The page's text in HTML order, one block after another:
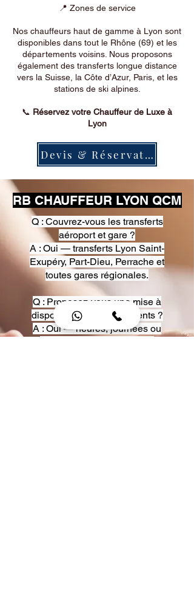
📍 Zones de service
Nos chauffeurs haut de gamme à Lyon sont
disponibles dans tout le Rhône (69) et les
départements voisins. Nous proposons
également des transferts longue distance
vers la Suisse, la Côte d’Azur, Paris, et les
stations de ski alpines.
📞 Réservez votre Chauffeur de Luxe à
Lyon
Devis & Réservation
RB CHAUFFEUR LYON QCM
Q : Couvrez-vous les transferts
aéroport et gare ?
A : Oui — transferts Lyon Saint-
Exupéry, Part-Dieu, Perrache et
toutes gares régionales.
Q : Proposez-vous une mise à
disposition pour événements ?
A : Oui — heures, journées ou